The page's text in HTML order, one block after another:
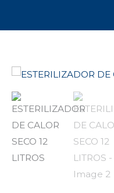
ESTERILIZADOR
DE
CALOR
SECO
12
LITROS